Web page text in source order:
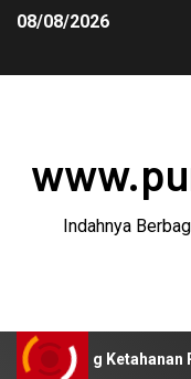
08/08/2026
Indahnya
Pangan di